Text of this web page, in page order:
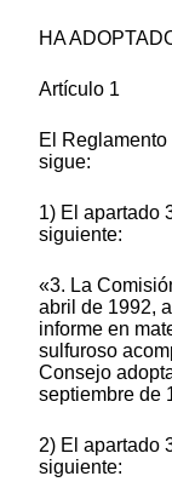
HA
Artículo 1
El
sigue:
1) El apartado
siguiente:
«3. La
abril de 1992,
informe en
sulfuroso
Consejo
septiembre de
2) El apartado
siguiente: